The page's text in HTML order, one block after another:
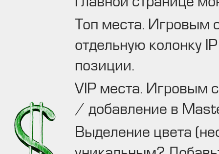
Топ места. Игровым
отдельную колонку
позиции.
VIP места. Игровым
/ добавление в
Выделение цвета